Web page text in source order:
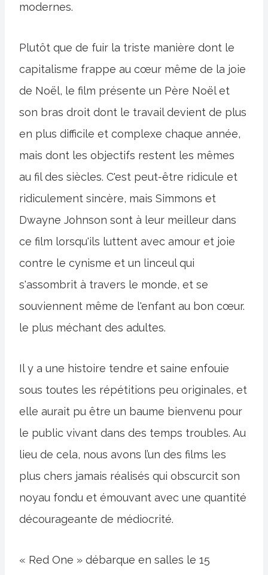
modernes.
Plutôt que de fuir la triste manière dont le
capitalisme frappe au cœur même de la joie
de Noël, le film présente un Père Noël et
son bras droit dont le travail devient de plus
en plus difficile et complexe chaque année,
mais dont les objectifs restent les mêmes
au fil des siècles. C'est peut-être ridicule et
ridiculement sincère, mais Simmons et
Dwayne Johnson sont à leur meilleur dans
ce film lorsqu'ils luttent avec amour et joie
contre le cynisme et un linceul qui
s'assombrit à travers le monde, et se
souviennent même de l'enfant au bon cœur.
le plus méchant des adultes.
Il y a une histoire tendre et saine enfouie
sous toutes les répétitions peu originales, et
elle aurait pu être un baume bienvenu pour
le public vivant dans des temps troubles. Au
lieu de cela, nous avons l’un des films les
plus chers jamais réalisés qui obscurcit son
noyau fondu et émouvant avec une quantité
décourageante de médiocrité.
« Red One » débarque en salles le 15